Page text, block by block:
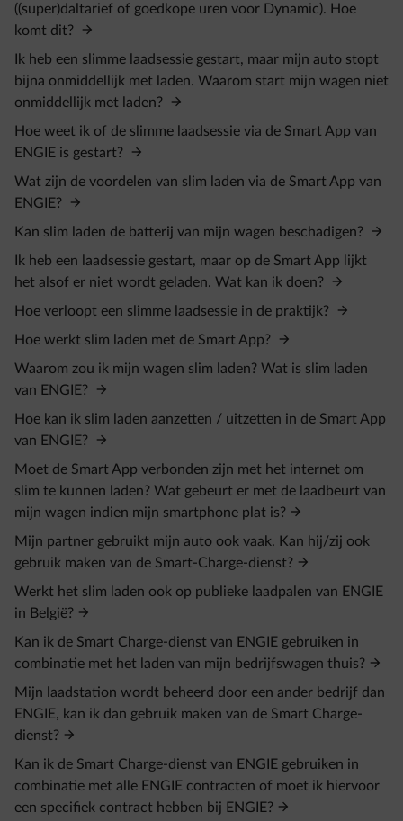
((super)daltarief of goedkope uren voor Dynamic). Hoe
komt dit?
Ik heb een slimme laadsessie gestart, maar mijn auto stopt
bijna onmiddellijk met laden. Waarom start mijn wagen niet
onmiddellijk met laden?
Hoe weet ik of de slimme laadsessie via de Smart App van
ENGIE is gestart?
Wat zijn de voordelen van slim laden via de Smart App van
ENGIE?
Kan slim laden de batterij van mijn wagen beschadigen?
Ik heb een laadsessie gestart, maar op de Smart App lijkt
het alsof er niet wordt geladen. Wat kan ik doen?
Hoe verloopt een slimme laadsessie in de praktijk?
Hoe werkt slim laden met de Smart App?
Waarom zou ik mijn wagen slim laden? Wat is slim laden
van ENGIE?
Hoe kan ik slim laden aanzetten / uitzetten in de Smart App
van ENGIE?
Moet de Smart App verbonden zijn met het internet om
slim te kunnen laden? Wat gebeurt er met de laadbeurt van
mijn wagen indien mijn smartphone plat is?
Mijn partner gebruikt mijn auto ook vaak. Kan hij/zij ook
gebruik maken van de Smart-Charge-dienst?
Werkt het slim laden ook op publieke laadpalen van ENGIE
in België?
Kan ik de Smart Charge-dienst van ENGIE gebruiken in
combinatie met het laden van mijn bedrijfswagen thuis?
Mijn laadstation wordt beheerd door een ander bedrijf dan
ENGIE, kan ik dan gebruik maken van de Smart Charge-
dienst?
Kan ik de Smart Charge-dienst van ENGIE gebruiken in
combinatie met alle ENGIE contracten of moet ik hiervoor
een specifiek contract hebben bij ENGIE?